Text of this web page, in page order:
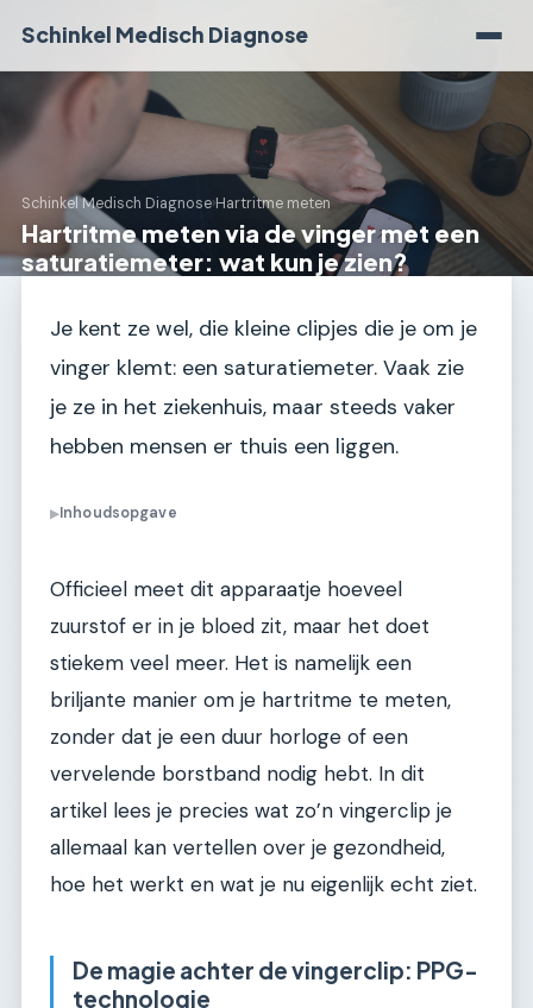
Schinkel Medisch Diagnose
Schinkel Medisch Diagnose›Hartritme meten
Hartritme meten via de vinger met een
saturatiemeter: wat kun je zien?
Je kent ze wel, die kleine clipjes die je om je
vinger klemt: een saturatiemeter. Vaak zie
je ze in het ziekenhuis, maar steeds vaker
hebben mensen er thuis een liggen.
▶Inhoudsopgave
Officieel meet dit apparaatje hoeveel
zuurstof er in je bloed zit, maar het doet
stiekem veel meer. Het is namelijk een
briljante manier om je hartritme te meten,
zonder dat je een duur horloge of een
vervelende borstband nodig hebt. In dit
artikel lees je precies wat zo’n vingerclip je
allemaal kan vertellen over je gezondheid,
hoe het werkt en wat je nu eigenlijk echt ziet.
De magie achter de vingerclip: PPG-
technologie